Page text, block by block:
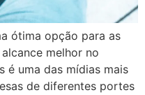
ótima opção para as
melhor no
é uma das mídias mais
de diferentes portes